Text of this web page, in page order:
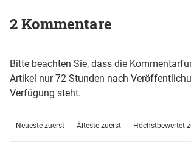
2 Kommentare
Bitte beachten Sie, dass die
Artikel nur 72 Stunden nach
Verfügung steht.
Neueste zuerst Älteste zuerst Höchstbewertet